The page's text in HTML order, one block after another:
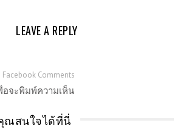
LEAVE A REPLY
Facebook Comments
อจะพิมพ์ความเห็น
ณสนใจได้ที่นี่